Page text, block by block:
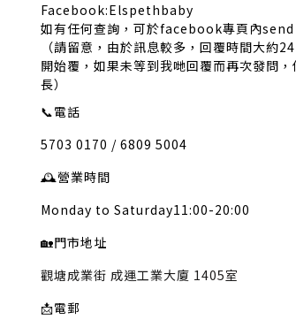
Facebook:Elspethbaby
如有任何查詢，可於facebook專頁內
（請留意，由於訊息較多，回覆時間大約
開始覆，如果未等到我哋回覆而再次發問
長）
📞電話
5703 0170 / 6809 5004
🕰️營業時間
Monday to Saturday11:00-20:00
🏡門市地址
觀塘成業街 成運工業大廈 1405室
📩電郵